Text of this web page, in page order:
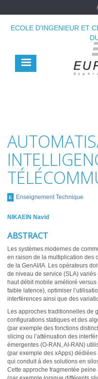
principal
ECOLE D'INGENIEUR ET
E Enseignement Technique
NIKAEIN Navid
ABSTRACT
Les systèmes modernes de
en raison de la multiplication des
de la GenAI/IA. Les opérateurs
de niveau de service (SLA)
haut débit mobile amélioré
faible latence), optimiser
interférences ainsi que des
Les approches traditionnelles de
configurations statiques et des
(par exemple des fonctions
slicing ou l’atténuation des
émergentes (O-RAN, AI-RAN)
(par exemple des xApps) dédiées
qui conduit à des solutions en
Cette approche fragmentée